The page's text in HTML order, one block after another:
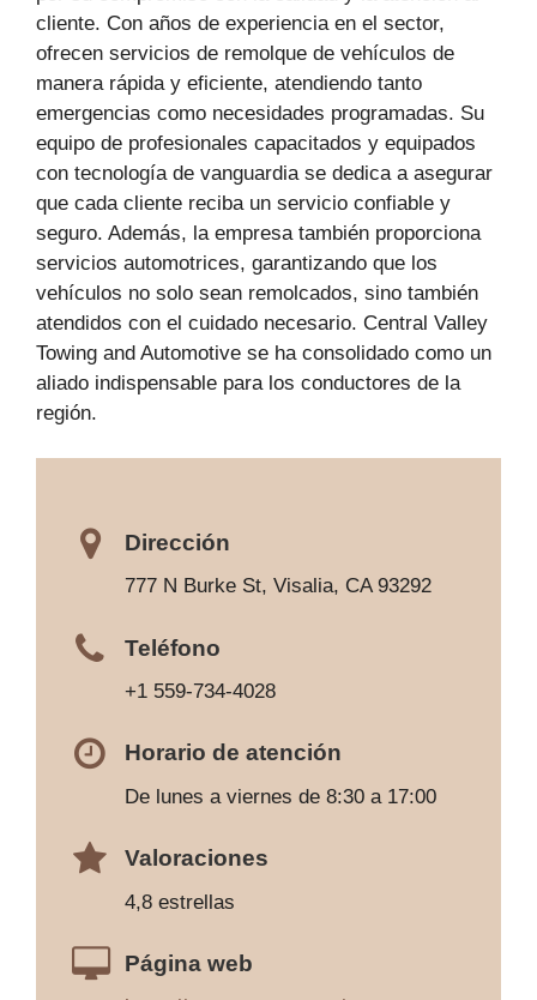
cliente. Con años de experiencia en el sector,
ofrecen servicios de remolque de vehículos de
manera rápida y eficiente, atendiendo tanto
emergencias como necesidades programadas. Su
equipo de profesionales capacitados y equipados
con tecnología de vanguardia se dedica a asegurar
que cada cliente reciba un servicio confiable y
seguro. Además, la empresa también proporciona
servicios automotrices, garantizando que los
vehículos no solo sean remolcados, sino también
atendidos con el cuidado necesario. Central Valley
Towing and Automotive se ha consolidado como un
aliado indispensable para los conductores de la
región.
Dirección
777 N Burke St, Visalia, CA 93292
Teléfono
+1 559-734-4028
Horario de atención
De lunes a viernes de 8:30 a 17:00
Valoraciones
4,8 estrellas
Página web